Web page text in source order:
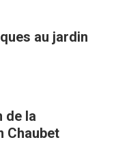
au jardin
de la
Chaubet